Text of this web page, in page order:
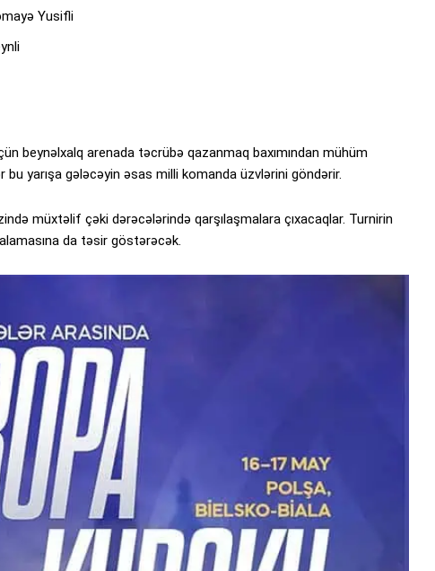
Yusifli
beynəlxalq arenada təcrübə qazanmaq baxımından mühüm
yarışa gələcəyin əsas milli komanda üzvlərini göndərir.
müxtəlif çəki dərəcələrində qarşılaşmalara çıxacaqlar. Turnirin
da təsir göstərəcək.